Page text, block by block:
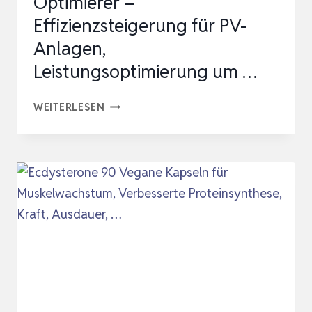
&
SHUTDOWN
Effizienzsteigerung für PV-
Anlagen,
Leistungsoptimierung um …
WEITERLESEN SUNGO-
OPTIMIERER
–
EFFIZIENZSTEIGERUNG